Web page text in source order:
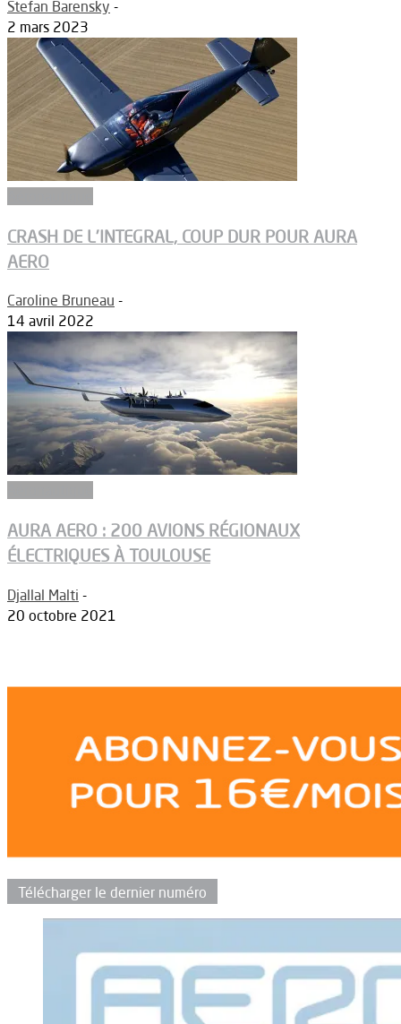
Stefan Barensky -
2 mars 2023
CRASH DE L’INTEGRAL, COUP DUR POUR AURA
AERO
Caroline Bruneau -
14 avril 2022
AURA AERO : 200 AVIONS RÉGIONAUX
ÉLECTRIQUES À TOULOUSE
Djallal Malti -
20 octobre 2021
Télécharger le dernier numéro